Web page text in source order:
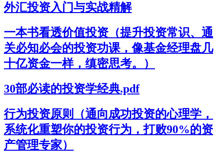
外汇投资入门与实战精解
一本书看透价值投资（提升投资常识、通
关必知必会的投资功课，像基金经理盘几
十亿资金一样，缜密思考。）
30部必读的投资学经典.pdf
行为投资原则（通向成功投资的心理学，
系统化重塑你的投资行为，打败90%的资
产管理专家）